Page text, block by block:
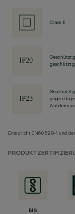
Class II
Geschützt
geschützt
Geschützt
gegen
Auf dem
Entspricht EN60598-1 und
BIS